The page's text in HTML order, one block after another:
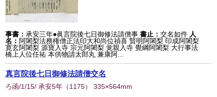
事書：承安三年●眞言院後七日御修法請僧事 書止：交名如件 人
名： 阿闍梨法務権僧正法印大和尚位禎喜 賢明阿闍梨 印成阿闍梨
寛玄阿闍梨 源寶入寺 宗元阿闍梨 覚親入寺 覺綱阿闍梨 大行事法
橋上人位任祐 本供物請太郎丸 兼康阿...
真言院後七日御修法請僧交名
ろ函/1/15/ 承安5年 （1175） 335×564mm